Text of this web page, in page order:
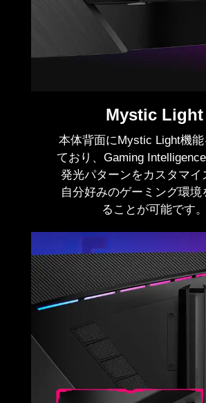
Mystic Light
本体背面にMystic Light機能
ており、Gaming
発光パターンをカスタマイ
自分好みのゲーミング環境
ることが可能です。